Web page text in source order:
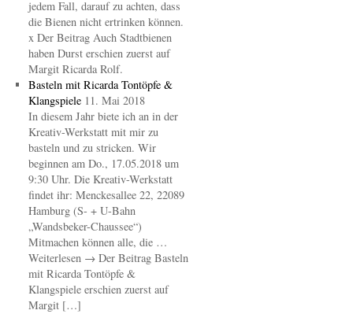
jedem Fall, darauf zu achten, dass
die Bienen nicht ertrinken können.
x Der Beitrag Auch Stadtbienen
haben Durst erschien zuerst auf
Margit Ricarda Rolf.
Basteln mit Ricarda Tontöpfe &
Klangspiele 11. Mai 2018
In diesem Jahr biete ich an in der
Kreativ-Werkstatt mit mir zu
basteln und zu stricken. Wir
beginnen am Do., 17.05.2018 um
9:30 Uhr. Die Kreativ-Werkstatt
findet ihr: Menckesallee 22, 22089
Hamburg (S- + U-Bahn
„Wandsbeker-Chaussee“)
Mitmachen können alle, die …
Weiterlesen → Der Beitrag Basteln
mit Ricarda Tontöpfe &
Klangspiele erschien zuerst auf
Margit […]